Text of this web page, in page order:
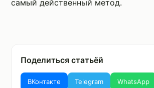
самый действенный метод.
Поделиться статьёй
ВКонтакте Telegram WhatsApp